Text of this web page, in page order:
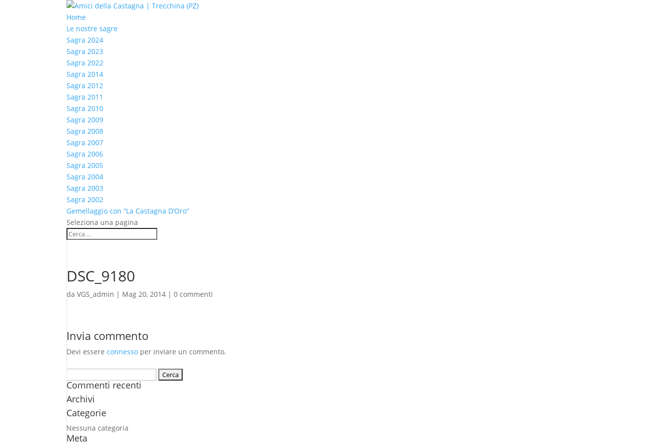
Home
Le nostre sagre
Sagra 2024
Sagra 2023
Sagra 2022
Sagra 2014
Sagra 2012
Sagra 2011
Sagra 2010
Sagra 2009
Sagra 2008
Sagra 2007
Sagra 2006
Sagra 2005
Sagra 2004
Sagra 2003
Sagra 2002
Gemellaggio con “La Castagna D’Oro”
Seleziona una pagina
DSC_9180
daVGS_admin | Mag 20, 2014 |0 commenti
Invia commento
Devi essereconnesso per inviare un commento.
per:
Commenti recenti
Archivi
Categorie
Nessuna categoria
Meta